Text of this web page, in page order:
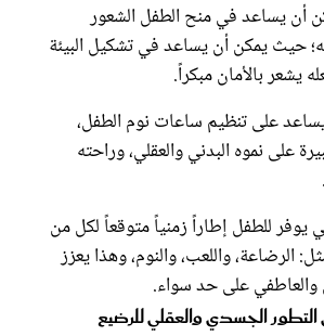
أن يساعد في منح الطفل الشعور
حيث يمكن أن يساعد في تشكيل البيئة
يشعر بالأمان مبكراً.
على تنظيم ساعات نوم الطفل،
على نموه البدني والعقلي، وراحته
يوفر للطفل إطاراً زمنياً متوقعاً لكل من
الرضاعة، واللعب، والنوم، وهذا يعزز
على حد سواء.
التطور الجسدي والعقلي للرضيع